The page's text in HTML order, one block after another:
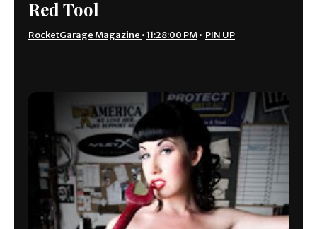
Red Tool
RocketGarage Magazine •11:28:00 PM• PIN UP